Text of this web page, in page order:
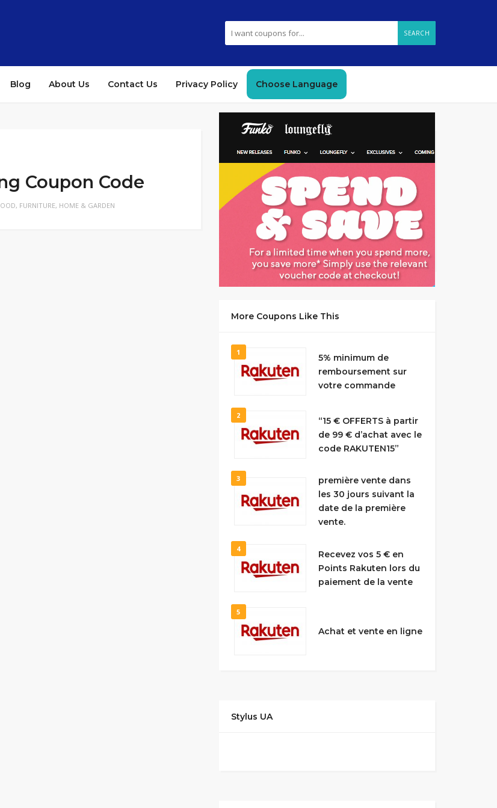
SEARCH
Blog About Us Contact Us Privacy Policy Choose Language
Coupon Code
, FURNITURE, HOME & GARDEN
GET CODE EFAM
More Coupons Like This
1
5% minimum de
remboursement sur
votre commande
2
“15 € OFFERTS à partir
de 99 € d’achat avec le
code RAKUTEN15”
3
première vente dans
les 30 jours suivant la
date de la première
vente.
4
Recevez vos 5 € en
Points Rakuten lors du
paiement de la vente
5
Achat et vente en ligne
Stylus UA